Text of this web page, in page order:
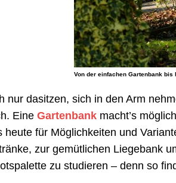
Von der einfachen Gartenbank
nur dasitzen, sich in den Arm
Eine Gartenbank macht’s
heute für Möglichkeiten und
zur gemütlichen Liegebank
zu studieren – denn so